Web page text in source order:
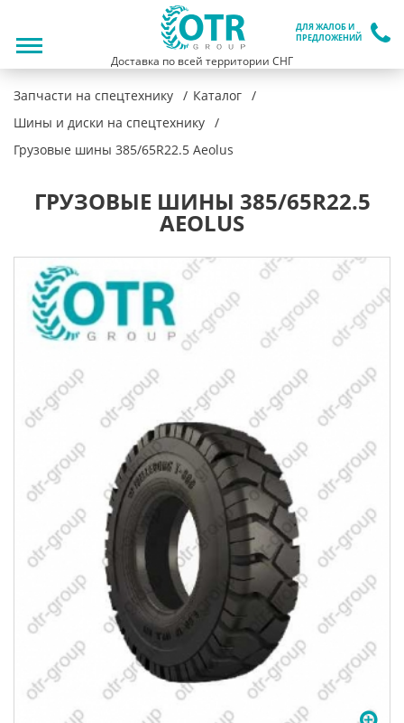
ДЛЯ ЖАЛОБ И
ПРЕДЛОЖЕНИЙ
Доставка по всей территории СНГ
Запчасти на спецтехнику
Каталог
Шины и диски на спецтехнику
Грузовые шины 385/65R22.5 Aeolus
ГРУЗОВЫЕ ШИНЫ 385/65R22.5
AEOLUS